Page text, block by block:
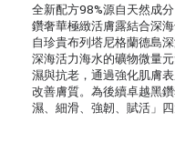
全新配方98%源自天然成
鑽奢華極緻活膚露結合深
自珍貴布列塔尼格蘭德島
深海活力海水的礦物微量
濕與抗老，通過強化肌膚
改善膚質。為後續卓越黑
濕、細滑、強韌、賦活」四